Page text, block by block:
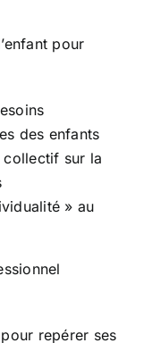
pour
des enfants
collectif sur la
» au
repérer ses